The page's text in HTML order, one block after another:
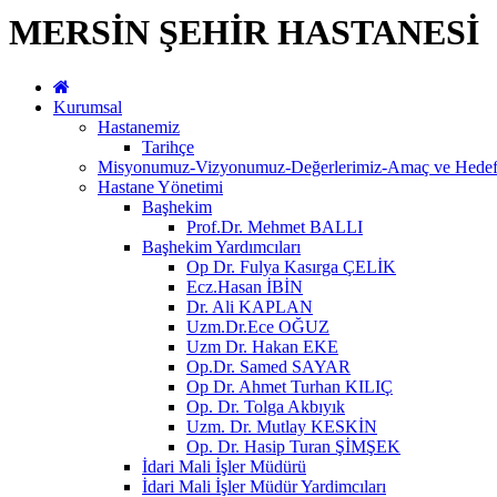
MERSİN ŞEHİR HASTANESİ
Kurumsal
Hastanemiz
Tarihçe
Misyonumuz-Vizyonumuz-Değerlerimiz-Amaç ve
Hastane Yönetimi
Başhekim
Prof.Dr. Mehmet BALLI
Başhekim Yardımcıları
Op Dr. Fulya Kasırga ÇELİK
Ecz.Hasan İBİN
Dr. Ali KAPLAN
Uzm.Dr.Ece OĞUZ
Uzm Dr. Hakan EKE
Op.Dr. Samed SAYAR
Op Dr. Ahmet Turhan KILIÇ
Op. Dr. Tolga Akbıyık
Uzm. Dr. Mutlay KESKİN
Op. Dr. Hasip Turan ŞİMŞEK
İdari Mali İşler Müdürü
İdari Mali İşler Müdür Yardimcıları